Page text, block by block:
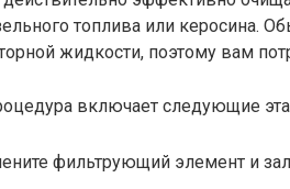
топлива или керосина.
жидкости, поэтому вам
включает следующие
фильтрующий элемент и